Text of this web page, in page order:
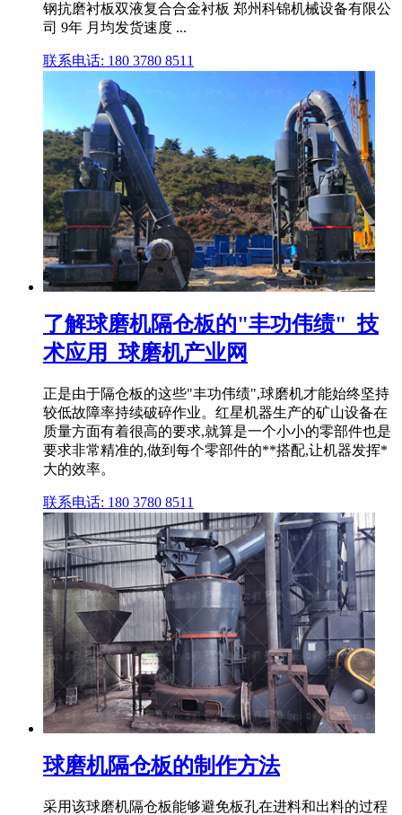
钢抗磨衬板双液复合合金衬板 郑州科锦机械设备有限公
司 9年 月均发货速度 ...
联系电话: 180 3780 8511
了解球磨机隔仓板的"丰功伟绩"_技
术应用_球磨机产业网
正是由于隔仓板的这些"丰功伟绩",球磨机才能始终坚持
较低故障率持续破碎作业。红星机器生产的矿山设备在
质量方面有着很高的要求,就算是一个小小的零部件也是
要求非常精准的,做到每个零部件的**搭配,让机器发挥*
大的效率。
联系电话: 180 3780 8511
球磨机隔仓板的制作方法
采用该球磨机隔仓板能够避免板孔在进料和出料的过程